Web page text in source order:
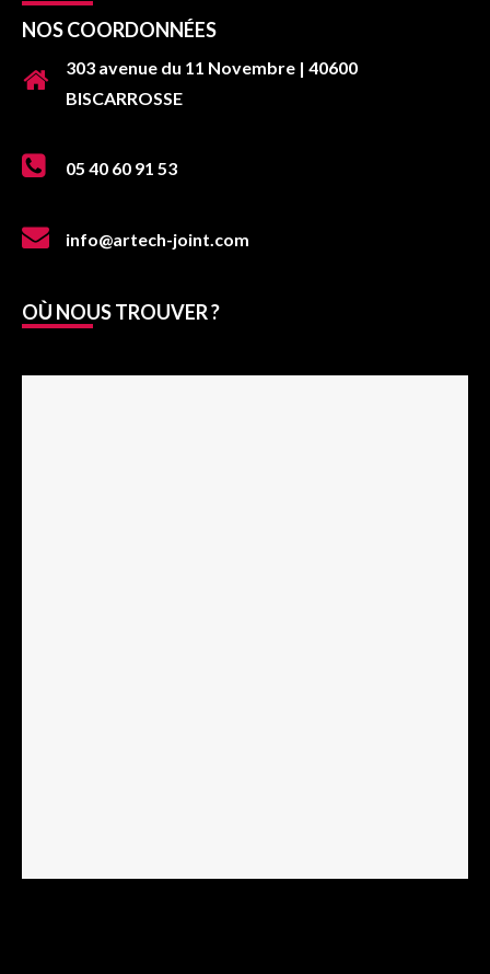
NOS COORDONNÉES
303 avenue du 11 Novembre | 40600
BISCARROSSE
05 40 60 91 53
info@artech-joint.com
OÙ NOUS TROUVER ?